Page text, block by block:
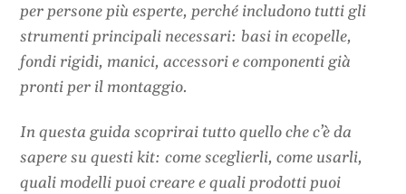
per persone più esperte, perché includono tutti gli
strumenti principali necessari: basi in ecopelle,
fondi rigidi, manici, accessori e componenti già
pronti per il montaggio.
In questa guida scoprirai tutto quello che c’è da
sapere su questi kit: come sceglierli, come usarli,
quali modelli puoi creare e quali prodotti puoi